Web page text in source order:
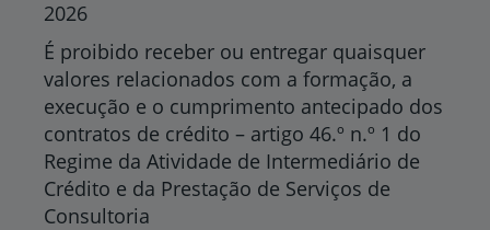
2026
É proibido receber ou entregar quaisquer
valores relacionados com a formação, a
execução e o cumprimento antecipado dos
contratos de crédito – artigo 46.º n.º 1 do
Regime da Atividade de Intermediário de
Crédito e da Prestação de Serviços de
Consultoria